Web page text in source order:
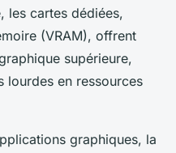
les cartes dédiées,
(VRAM), offrent
supérieure,
lourdes en ressources
graphiques, la